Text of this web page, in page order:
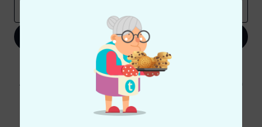
Jetzt anmelden
Mit Klick auf „Jetzt anmelden“ stimmen Sie dem Erhalt von E-Mail-
Werbung und einer Messung des E-Mail-Nutzungsverhaltens zu. Die
Abmeldung ist jederzeit möglich. Weitere Informationen finden Sie in
unseren
Datenschutzhinweisen
* Pflichtfeld